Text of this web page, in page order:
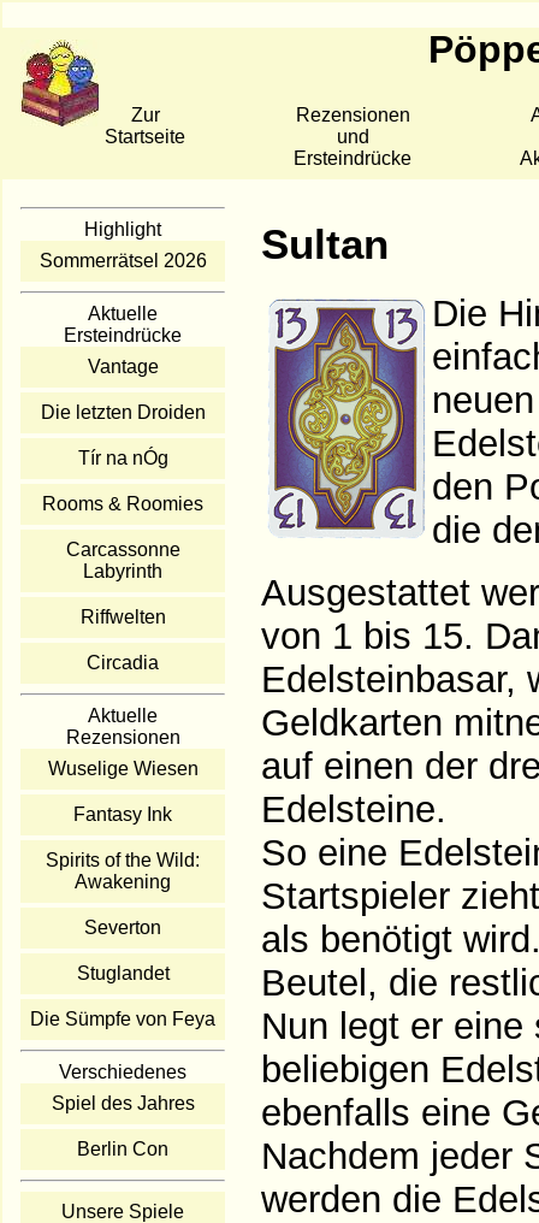
Zur
Startseite
Rezensionen
und
Ersteindrücke
Highlight
Sommerrätsel 2026
Aktuelle
Ersteindrücke
Vantage
Die letzten Droiden
Tír na nÓg
Rooms & Roomies
Carcassonne
Labyrinth
Riffwelten
Circadia
Aktuelle
Rezensionen
Wuselige Wiesen
Fantasy Ink
Spirits of the Wild:
Awakening
Severton
Stuglandet
Die Sümpfe von Feya
Verschiedenes
Spiel des Jahres
Berlin Con
Unsere Spiele
Sultan
Die
den
die
Ausgestattet
von 1 bis 15.
Edelsteinbasar,
Geldkarten
auf einen der
Edelsteine.
So eine
Startspieler
als benötigt
Beutel, die
Nun legt er
beliebigen
ebenfalls eine
Nachdem jeder
werden die